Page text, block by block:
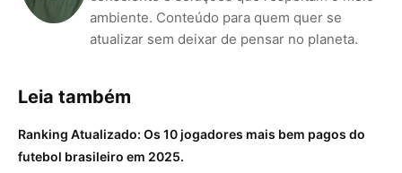
ambiente. Conteúdo para quem quer se
atualizar sem deixar de pensar no planeta.
Leia também
Ranking Atualizado: Os 10 jogadores mais bem pagos do
futebol brasileiro em 2025.